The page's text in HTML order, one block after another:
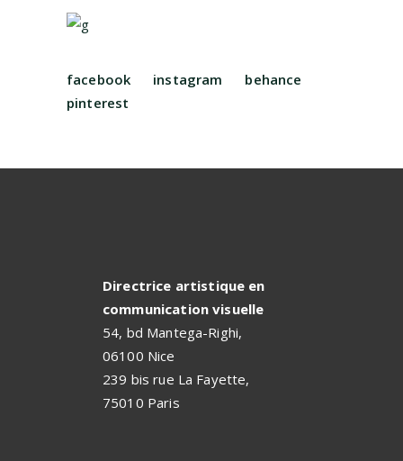
facebook instagram
behance
pinterest
Directrice artistique en
communication visuelle
54, bd Mantega-Righi,
06100 Nice
239 bis rue La Fayette,
75010 Paris